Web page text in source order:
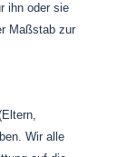
ihn oder sie
Maßstab zur
Wir alle